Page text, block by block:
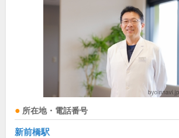
所在地・電話番号
新前橋駅